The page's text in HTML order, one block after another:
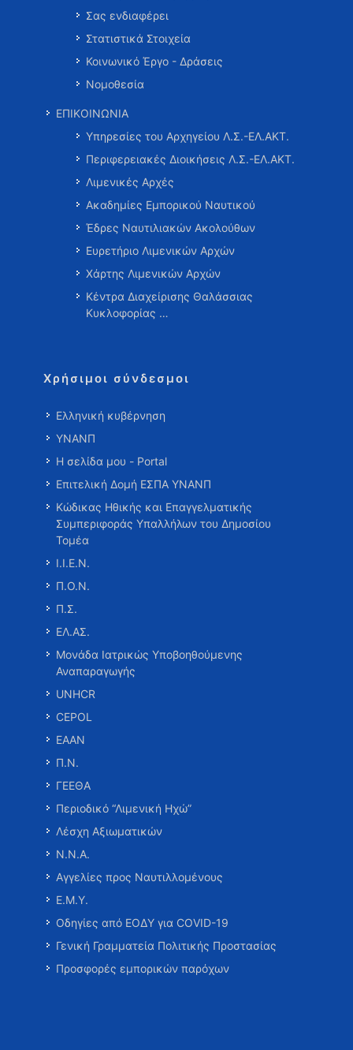
Σας ενδιαφέρει
Στατιστικά Στοιχεία
Κοινωνικό Έργο - Δράσεις
Νομοθεσία
ΕΠΙΚΟΙΝΩΝΙΑ
Υπηρεσίες του Αρχηγείου Λ.Σ.-ΕΛ.ΑΚΤ.
Περιφερειακές Διοικήσεις Λ.Σ.-ΕΛ.ΑΚΤ.
Λιμενικές Αρχές
Ακαδημίες Εμπορικού Ναυτικού
Έδρες Ναυτιλιακών Ακολούθων
Ευρετήριο Λιμενικών Αρχών
Χάρτης Λιμενικών Αρχών
Κέντρα Διαχείρισης Θαλάσσιας
Κυκλοφορίας …
Χρήσιμοι σύνδεσμοι
Ελληνική κυβέρνηση
ΥΝΑΝΠ
Η σελίδα μου - Portal
Επιτελική Δομή ΕΣΠΑ ΥΝΑΝΠ
Κώδικας Ηθικής και Επαγγελματικής
Συμπεριφοράς Υπαλλήλων του Δημοσίου
Τομέα
Ι.Ι.Ε.Ν.
Π.Ο.Ν.
Π.Σ.
ΕΛ.ΑΣ.
Μονάδα Ιατρικώς Υποβοηθούμενης
Αναπαραγωγής
UNHCR
CEPOL
ΕΑΑΝ
Π.Ν.
ΓΕΕΘΑ
Περιοδικό “Λιμενική Ηχώ”
Λέσχη Αξιωματικών
Ν.Ν.Α.
Αγγελίες προς Ναυτιλλομένους
Ε.Μ.Υ.
Οδηγίες από ΕΟΔΥ για COVID-19
Γενική Γραμματεία Πολιτικής Προστασίας
Προσφορές εμπορικών παρόχων